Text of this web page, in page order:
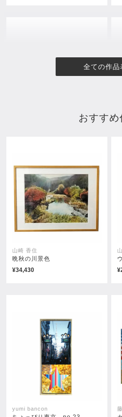
全ての作品
おすすめ
山崎 香住
晩秋の川景色
¥34,430
yumi bancon